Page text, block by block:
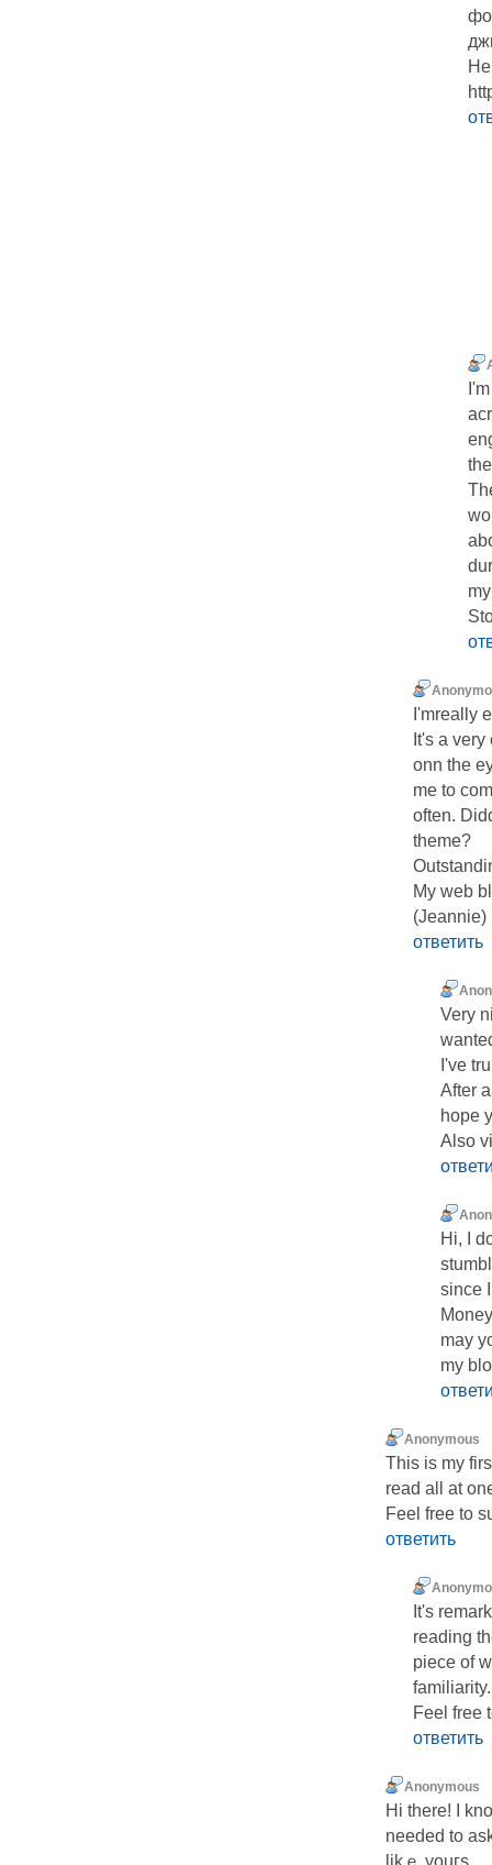
I'mreally
It's a very
onn the
me to
often.
theme?
My web
(Jeannie)
ответить
Very
I've
After
hope
Also
Hi, I
since
may
my
Anonymous
This is my
read all at
Feel free to
ответить
It's
reading
piece of
familiarity.
Feel free
ответить
Anonymous
Hi there! I
needed to